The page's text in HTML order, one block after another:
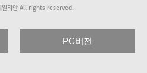
리안 All rights reserved.
PC버전